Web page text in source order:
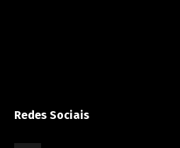
Redes Sociais